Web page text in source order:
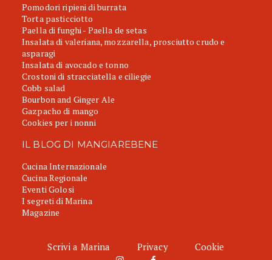
Pomodori ripieni di burrata
Torta pasticciotto
Paella di funghi - Paella de setas
Insalata di valeriana, mozzarella, prosciutto crudo e
asparagi
Insalata di avocado e tonno
Crostoni di stracciatella e ciliegie
Cobb salad
Bourbon and Ginger Ale
Gazpacho di mango
Cookies per i nonni
IL BLOG DI MANGIAREBENE
Cucina Internazionale
Cucina Regionale
Eventi Golosi
I segreti di Marina
Magazine
Scrivi a Marina Privacy Cookie